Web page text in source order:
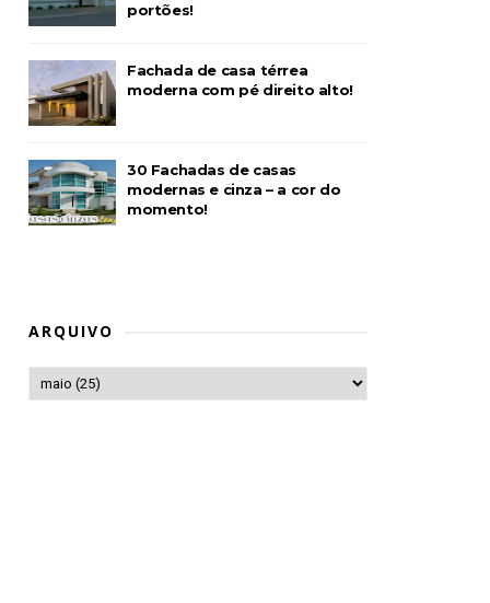
portões!
Fachada de casa térrea
moderna com pé direito alto!
30 Fachadas de casas
modernas e cinza – a cor do
momento!
ARQUIVO